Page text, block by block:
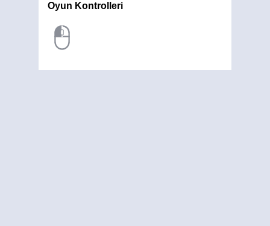
Oyun Kontrolleri